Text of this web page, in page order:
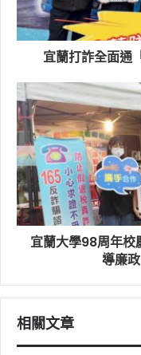
決交通問題，從一開
預，到後來與動物們
與城鄉發展和諧並
善的觀念，還是廉潔
在這片土地上每個人
本次校園廉潔宣導活
廉政志工負責規劃執
具，讓學童沈浸於故
學童深入了解故事意
使學童建立透明課責
外為了增加與鼓勵小
為學習中的孩童帶來
宜蘭打詐全面通
宜蘭大學98周年校
導廉
相關文章